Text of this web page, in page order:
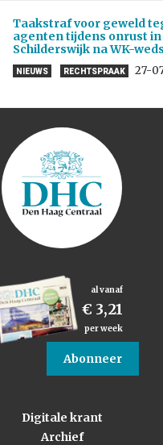
Taakstraf voor geweld
agenten tijdens onrust in
Schilderswijk na WK-
NIEUWS RECHTSPRAAK 27-
al vanaf
€ 3,21
per week
Abonneer
Digitale krant
Archief